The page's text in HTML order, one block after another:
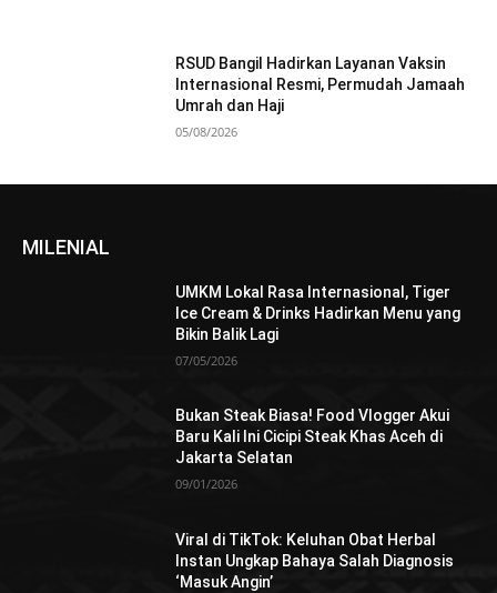
RSUD Bangil Hadirkan Layanan Vaksin
Internasional Resmi, Permudah Jamaah
Umrah dan Haji
05/08/2026
MILENIAL
UMKM Lokal Rasa Internasional, Tiger
Ice Cream & Drinks Hadirkan Menu yang
Bikin Balik Lagi
07/05/2026
Bukan Steak Biasa! Food Vlogger Akui
Baru Kali Ini Cicipi Steak Khas Aceh di
Jakarta Selatan
09/01/2026
Viral di TikTok: Keluhan Obat Herbal
Instan Ungkap Bahaya Salah Diagnosis
‘Masuk Angin’